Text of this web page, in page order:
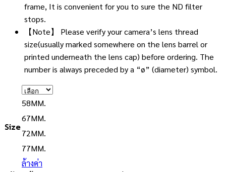
frame, It is convenient for you to sure the ND filter
stops.
【Note】 Please verify your camera’s lens thread
size(usually marked somewhere on the lens barrel or
printed underneath the lens cap) before ordering. The
number is always preceded by a “ø” (diameter) symbol.
Size
58MM.
67MM.
72MM.
77MM.
ล้างค่า